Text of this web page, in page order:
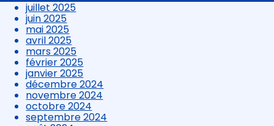
juillet 2025
juin 2025
mai 2025
avril 2025
mars 2025
février 2025
janvier 2025
décembre 2024
novembre 2024
octobre 2024
septembre 2024